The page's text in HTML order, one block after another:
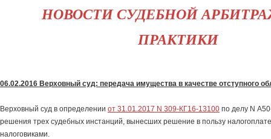
НОВОСТИ СУДЕБНОЙ
ПРАКТИКИ
06.02.2016 Верховный суд: передача имущества в качестве отступного
Верховный суд в определении от 31.01.2017 N 309-КГ16-13100 по делу N
решения трех судебных инстанций, вынесших решение в пользу
налоговиками.